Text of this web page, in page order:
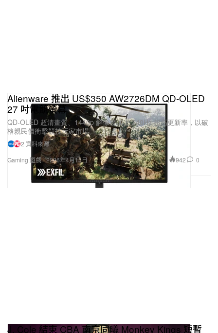
Gaming 遊戲
Alienware 推出 US$350 AW2726DM QD‑OLED
27 吋電競螢幕
QD‑OLED 超清畫質、1440p 解像度加上 240Hz 超高更新率，以破
格親民價衝擊競技玩家市場。
2 資料來源
2026年4月15日
942 0
J. Cole 結束 CBA 南京同曦 Monkey Kings 短暫